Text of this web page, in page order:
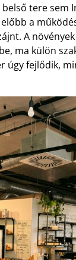
tere sem
a
A
ma külön
úgy fejlődik,